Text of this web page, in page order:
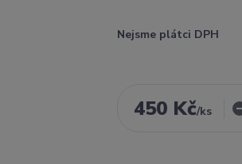
Nejsme plátci DPH
450 Kč/ks